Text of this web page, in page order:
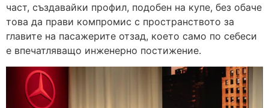
част, създавайки профил, подобен на купе, без обаче
това да прави компромис с пространството за
главите на пасажерите отзад, което само по себеси
е впечатляващо инженерно постижение.